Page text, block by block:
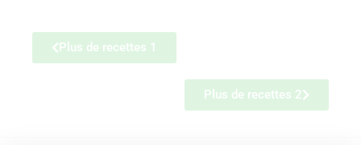
Plus de recettes 1
Plus de recettes 2